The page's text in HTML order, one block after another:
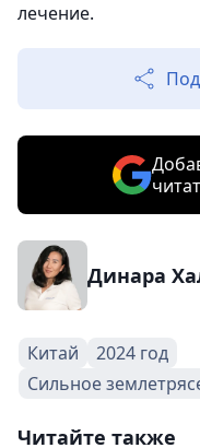
лечение.
Динара
Китай
2024 год
Сильное
Читайте также